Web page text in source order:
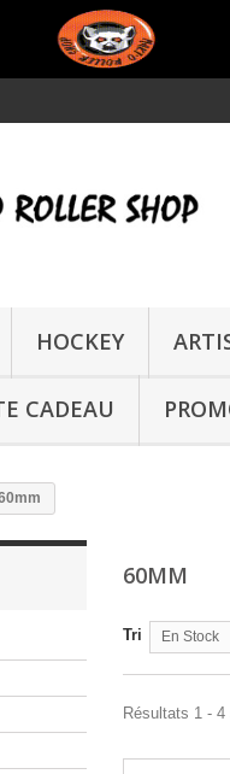
HOCKEY
CADEAU
60MM
Tri En Stock
Résultats 1 - 4